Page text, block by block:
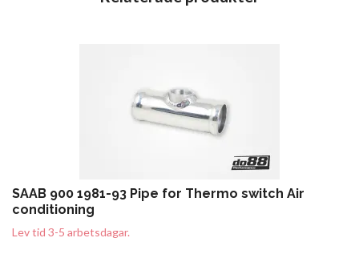
SAAB 900 1981-93 Pipe for Thermo switch Air
conditioning
Lev tid 3-5 arbetsdagar.